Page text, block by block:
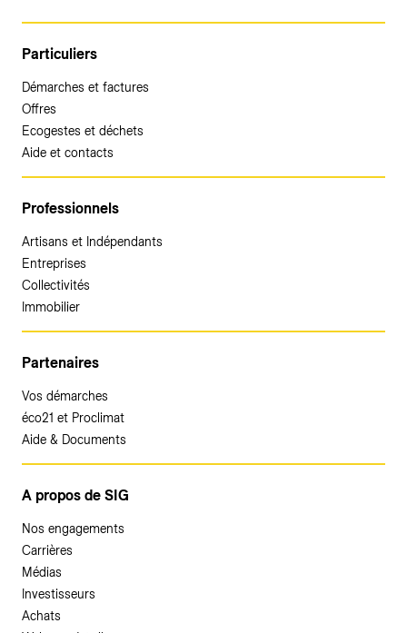
Particuliers
Démarches et factures
Offres
Ecogestes et déchets
Aide et contacts
Professionnels
Artisans et Indépendants
Entreprises
Collectivités
Immobilier
Partenaires
Vos démarches
éco21 et Proclimat
Aide & Documents
A propos de SIG
Nos engagements
Carrières
Médias
Investisseurs
Achats